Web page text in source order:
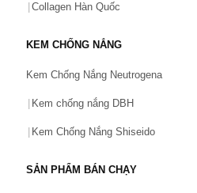
Collagen Hàn Quốc
KEM CHỐNG NẮNG
Kem Chống Nắng Neutrogena
Kem chống nắng DBH
Kem Chống Nắng Shiseido
SẢN PHẨM BÁN CHẠY